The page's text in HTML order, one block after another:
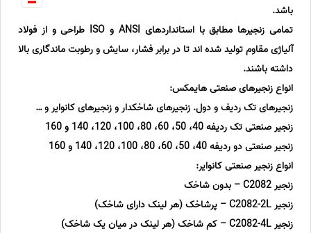
باشد.
تمامی زنجیرها مطابق با استانداردهای ANSI و ISO طراحی و از فولاد
آلیاژی مقاوم تولید شده اند تا در برابر فشار، سایش و رطوبت ماندگاری بالا
داشته باشند.
انواع زنجیرهای صنعتی هایمکس:
زنجیرهای تک ردیف و دول. زنجیرهای شاخکدار و زنجیرهای کانوایر و …
زنجیر صنعتی تک ردیفه 40، 50، 60، 80، 100، 120، 140 و 160
زنجیر صنعتی دو ردیفه 40، 50، 60، 80، 100، 120، 140 و 160
انواع زنجیر صنعتی کانوایر:
زنجیر C2082 – بدون شاخک
زنجیر C2082-2L – پرشاخک (هر لینک دارای شاخک)
زنجیر C2082-4L – کم شاخک (هر لینک در میان یک شاخک)